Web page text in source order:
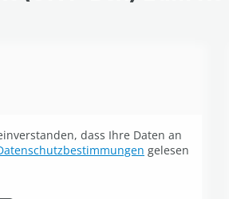
dass Ihre Daten an
gelesen